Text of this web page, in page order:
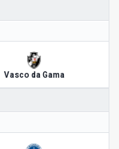
Vasco da Gama